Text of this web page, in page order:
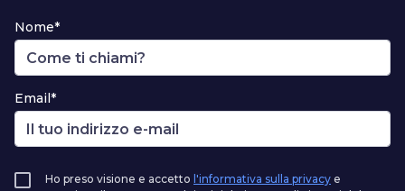
Nome*
Email*
Ho preso visione e accetto l'informativa sulla privacy e